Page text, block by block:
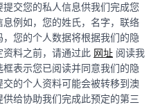
交您的私人信息供我们完成您
例如，您的姓氏，名字，联络
您的个人数据将根据我们的隐
料之前，请通过此 网址 阅读我
表示您已阅读并同意我们的隐
的个人资料可能会被转移到澳
给协助我们完成此预定的第三